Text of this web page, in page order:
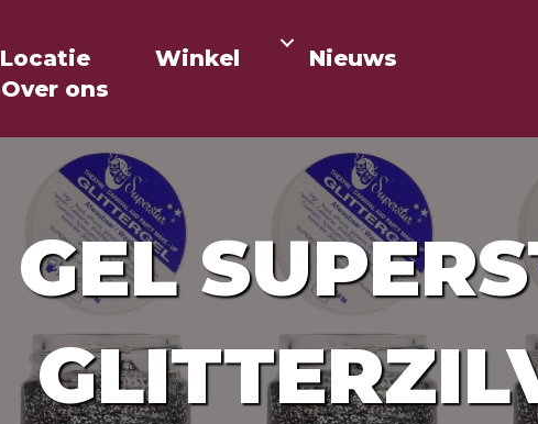
Locatie Winkel
Nieuws
Over ons
GEL